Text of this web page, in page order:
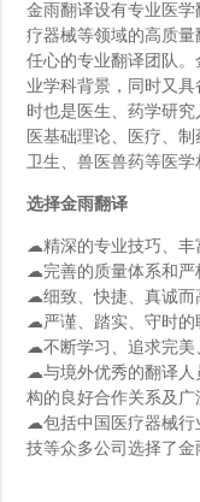
金雨翻译设有专业医
疗器械等领域的高质
任心的专业翻译团队
业学科背景，同时又
时也是医生、药学研
医基础理论、医疗、
卫生、兽医兽药等医学
选择金雨翻译
☁精深的专业技巧、丰
☁完善的质量体系和严
☁细致、快捷、真诚而
☁严谨、踏实、守时的
☁不断学习、追求完美
☁与境外优秀的翻译人
构的良好合作关系及广
☁包括中国医疗器械行
技等众多公司选择了金